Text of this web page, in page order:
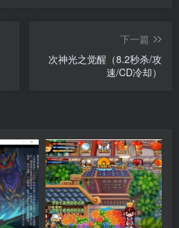
下一篇
次神光之觉醒（8.2秒杀/攻
速/CD冷却）